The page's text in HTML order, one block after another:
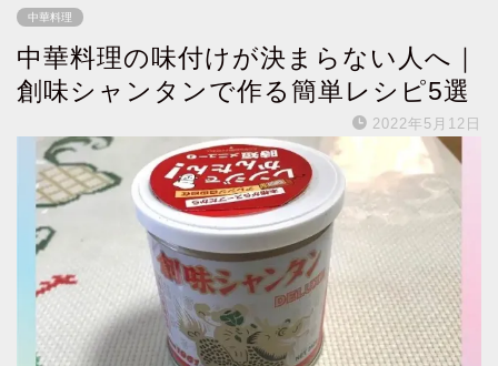
中華料理
中華料理の味付けが決まらない人へ｜
創味シャンタンで作る簡単レシピ5選
2022年5月12日